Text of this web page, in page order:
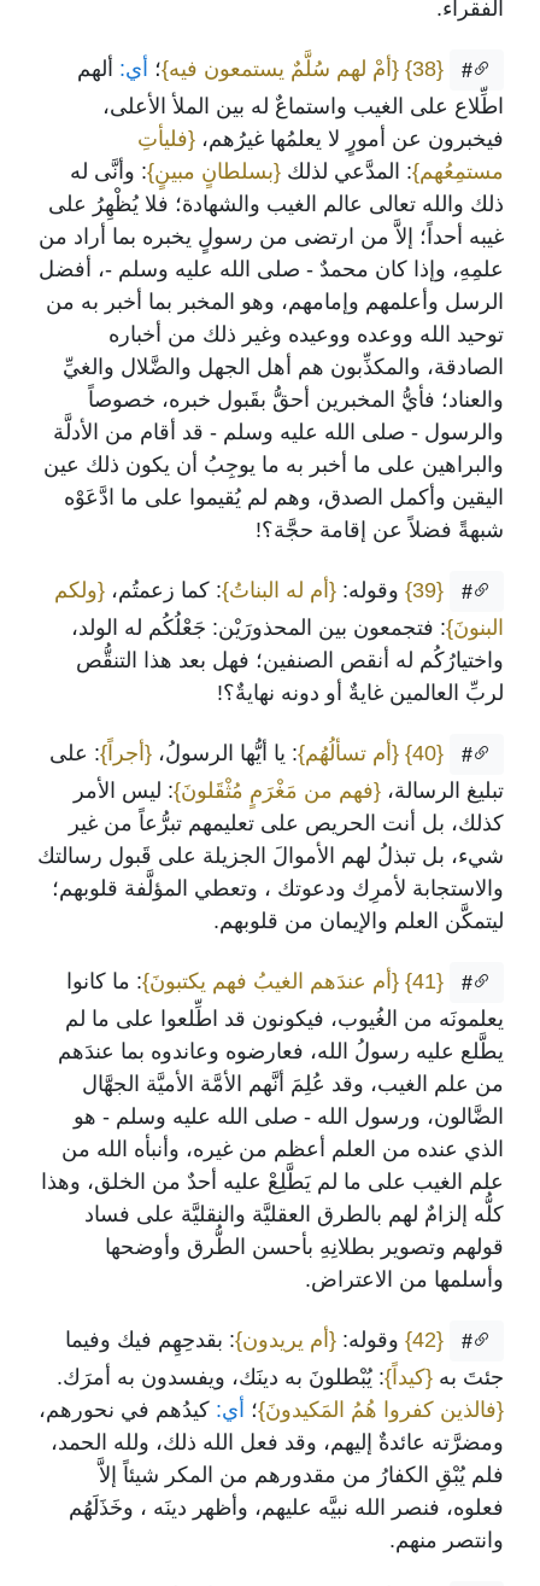
الفقراء.
#
{38} {أمْ لهم سُلَّمٌ يستمعون فيه}؛ أي: ألهم
اطِّلاع على الغيب واستماعٌ له بين الملأ الأعلى،
فيخبرون عن أمورٍ لا يعلمُها غيرُهم، {فليأتِ
مستمِعُهم}: المدَّعي لذلك {بسلطانٍ مبينٍ}: وأنَّى له
ذلك والله تعالى عالم الغيب والشهادة؛ فلا يُظْهِرُ على
غيبه أحداً؛ إلاَّ من ارتضى من رسولٍ يخبره بما أراد من
علمِهِ، وإذا كان محمدٌ - صلى الله عليه وسلم -، أفضل
الرسل وأعلمهم وإمامهم، وهو المخبر بما أخبر به من
توحيد الله ووعده ووعيده وغير ذلك من أخباره
الصادقة، والمكذِّبون هم أهل الجهل والضَّلال والغيِّ
والعناد؛ فأيُّ المخبرين أحقُّ بقَبول خبره، خصوصاً
والرسول - صلى الله عليه وسلم - قد أقام من الأدلَّة
والبراهين على ما أخبر به ما يوجِبُ أن يكون ذلك عين
اليقين وأكمل الصدق، وهم لم يُقيموا على ما ادَّعَوْه
شبهةً فضلاً عن إقامة حجَّة؟!
#
{39} وقوله: {أم له البناتُ}: كما زعمتُم، {ولكم
البنونَ}: فتجمعون بين المحذورَيْن: جَعْلُكُم له الولد،
واختيارُكُم له أنقص الصنفين؛ فهل بعد هذا التنقُّص
لربِّ العالمين غايةٌ أو دونه نهايةٌ؟!
#
{40} {أم تسألُهُم}: يا أيُّها الرسولُ، {أجراً}: على
تبليغ الرسالة، {فهم من مَغْرَمٍ مُثْقَلونَ}: ليس الأمر
كذلك، بل أنت الحريص على تعليمهم تبرُّعاً من غير
شيء، بل تبذلُ لهم الأموالَ الجزيلة على قَبول رسالتك
والاستجابة لأمرِك ودعوتك ، وتعطي المؤلَّفة قلوبهم؛
ليتمكَّن العلم والإيمان من قلوبهم.
#
{41} {أم عندَهم الغيبُ فهم يكتبونَ}: ما كانوا
يعلمونَه من الغُيوب، فيكونون قد اطِّلعوا على ما لم
يطَّلع عليه رسولُ الله، فعارضوه وعاندوه بما عندَهم
من علم الغيب، وقد عُلِمَ أنَّهم الأمَّة الأميَّة الجهَّال
الضَّالون، ورسول الله - صلى الله عليه وسلم - هو
الذي عنده من العلم أعظم من غيره، وأنبأه الله من
علم الغيب على ما لم يَطَّلِعْ عليه أحدٌ من الخلق، وهذا
كلُّه إلزامٌ لهم بالطرق العقليَّة والنقليَّة على فساد
قولهم وتصوير بطلانِهِ بأحسن الطُّرق وأوضحها
وأسلمها من الاعتراض.
#
{42} وقوله: {أم يريدون}: بقدحِهِم فيك وفيما
جئتَ به {كيداً}: يُبْطلونَ به دينَك، ويفسدون به أمرَك.
{فالذين كفروا هُمُ المَكيدونَ}؛ أي: كيدُهم في نحورهم،
ومضرَّته عائدةٌ إليهم، وقد فعل الله ذلك، ولله الحمد،
فلم يُبْقِ الكفارُ من مقدورهم من المكر شيئاً إلاَّ
فعلوه، فنصر الله نبيَّه عليهم، وأظهر دينَه ، وخَذَلَهُم
وانتصر منهم.